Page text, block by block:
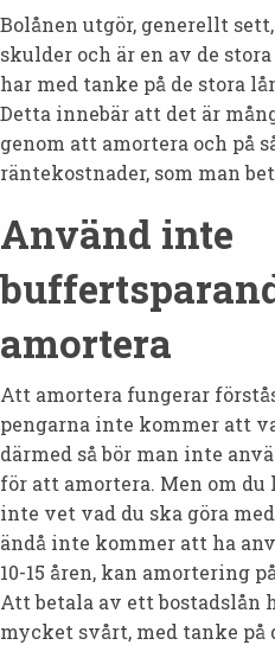
Bolånen utgör, generellt
skulder och är en av de
har med tanke på de stora
Detta innebär att det är
genom att amortera och på
räntekostnader, som man
Använd inte
amortera
Att amortera fungerar
pengarna inte kommer att
därmed så bör man inte
för att amortera. Men om du
inte vet vad du ska göra
ändå inte kommer att ha
10-15 åren, kan amortering
Att betala av ett bostadslån
mycket svårt, med tanke på